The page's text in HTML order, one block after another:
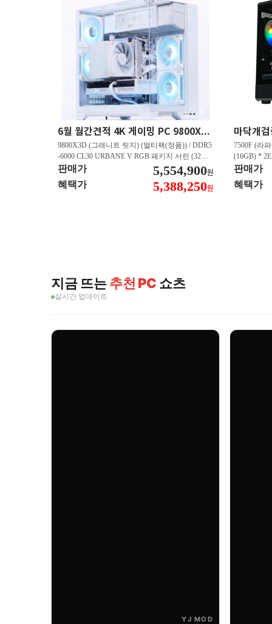
6월 월간견적 4K 게이밍 PC 9800X3D RTX 5080 GY512
9800X3D (그래니트 릿지) (멀티팩(정품)) / DDR5
-6000 CL30 URBANE V RGB 패키지 서린 (32GB
(16Gx2)) / B850M-PLUS WIFI7 W 대원씨티에스 /
지포스 RTX 5080 AERO OC SFF D7 16GB 제이
씨현 / EXCERIA 히트싱크 M.2 NVMe (2TB)
판매가 5,554,900원
혜택가 5,388,250원
7500F (라
(16GB) *
즈윈 / 지포
CN600
판매가
혜택가
지금 뜨는추천 PC 쇼츠
실시간 업데이트
YJ MOD